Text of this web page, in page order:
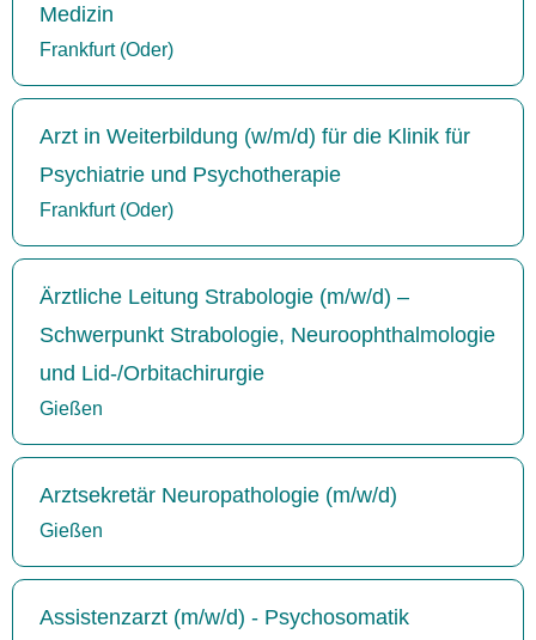
Medizin
Frankfurt (Oder)
Arzt in Weiterbildung (w/m/d) für die Klinik für
Psychiatrie und Psychotherapie
Frankfurt (Oder)
Ärztliche Leitung Strabologie (m/w/d) –
Schwerpunkt Strabologie, Neuroophthalmologie
und Lid-/Orbitachirurgie
Gießen
Arztsekretär Neuropathologie (m/w/d)
Gießen
Assistenzarzt (m/w/d) - Psychosomatik